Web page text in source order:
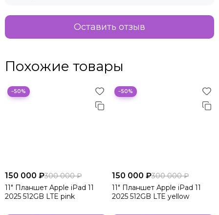
Оставить отзыв
Похожие товары
−50%
150 000 ₽300 000 ₽
11" Планшет Apple iPad 11
2025 512GB LTE pink
−50%
150 000 ₽300 000 ₽
11" Планшет Apple iPad 11
2025 512GB LTE yellow